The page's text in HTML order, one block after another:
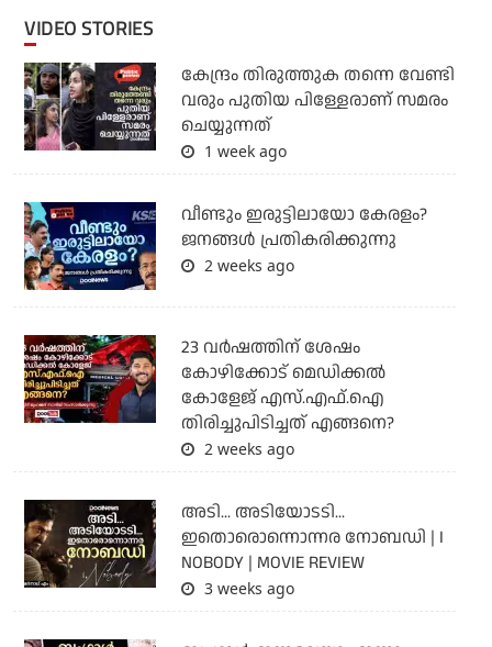
VIDEO STORIES
കേന്ദ്രം തിരുത്തുക തന്നെ വേണ്ടി
വരും പുതിയ പിള്ളേരാണ് സമരം
ചെയ്യുന്നത്
1 week ago
വീണ്ടും ഇരുട്ടിലായോ കേരളം?
ജനങ്ങൾ പ്രതികരിക്കുന്നു
2 weeks ago
23 വർഷത്തിന് ശേഷം
കോഴിക്കോട് മെഡിക്കൽ
കോളേജ് എസ്.എഫ്.ഐ
തിരിച്ചുപിടിച്ചത് എങ്ങനെ?
2 weeks ago
അടി... അടിയോടടി...
ഇതൊരൊന്നൊന്നര നോബഡി | I
NOBODY | MOVIE REVIEW
3 weeks ago